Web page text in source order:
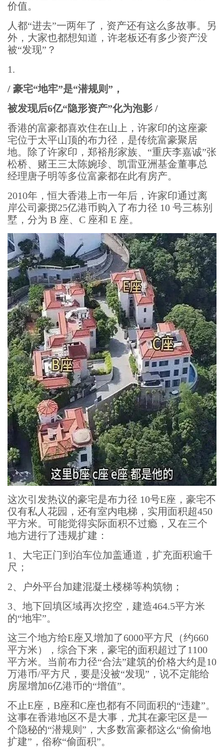
价值。
人都“进去”一两年了，资产还有这么多故事。另
外，大家也都想知道，许老板还有多少资产没
被“发现”？
1.
/ 豪宅“地牢”是“潜规则”，
被发现后6亿“隐形资产”化为泡影 /
香港的富豪都喜欢住在山上，许家印的这座豪
宅位于太平山顶的布力径，是传统富豪聚居
地。除了许家印，郑裕彤家族、“重庆李嘉诚”张
松桥、赌王三太陈婉珍、凯雷亚洲基金董事总
经理唐子明等多位富豪都在此有房产。
2010年，恒大香港上市一年后，许家印通过离
岸公司豪掷25亿港币购入了布力径 10 号三栋别
墅，分为 B 座、C 座和 E 座。
这次引发热议的豪宅是布力径 10号E座，豪宅不
仅有私人花园，还有室内电梯，实用面积超450
平方米。可能觉得实际面积不过瘾，又在三个
地方进行了违规扩建：
1、大宅正门到泊车位加盖通道，扩充面积逾千
尺；
2、户外平台加建混凝土楼梯等构筑物；
3、地下回填区域再次挖空，建造464.5平方米
的“地牢”。
这三个地方给E座又增加了6000平方尺（约660
平方米），综合下来，豪宅的面积超过了1100
平方米。当前布力径“合法”建筑的价格大约是10
万港币/平方尺，要是没被“发现”，说不定能给
房屋增加6亿港币的“增值”。
不止E座，B座和C座也都有不同面积的“违建”。
这事在香港地区不是大事，尤其在豪宅区是一
个隐秘的“潜规则”，大多数富豪都这么“偷偷地
扩建”，俗称“偷面积”。